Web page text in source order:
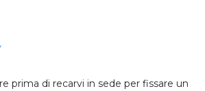
prima di recarvi in sede per fissare un